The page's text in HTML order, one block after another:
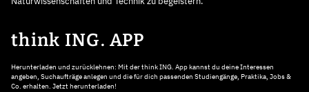
think ING. APP
Herunterladen und zurücklehnen: Mit der think ING. App kannst du deine Interessen
angeben, Suchaufträge anlegen und die für dich passenden Studiengänge, Praktika, Jobs &
Co. erhalten. Jetzt herunterladen!